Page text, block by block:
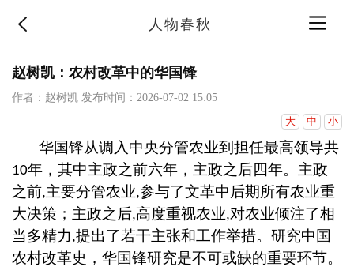
人物春秋
赵树凯：农村改革中的华国锋
作者：赵树凯 发布时间：2026-07-02 15:05
大
中 小
华国锋从调入中央分管农业到担任最高领导共
10年，其中主政之前六年，主政之后四年。主政
之前,主要分管农业,参与了文革中后期所有农业重
大决策；主政之后,高度重视农业,对农业倾注了相
当多精力,提出了若干主张和工作举措。研究中国
农村改革史，华国锋研究是不可或缺的重要环节。